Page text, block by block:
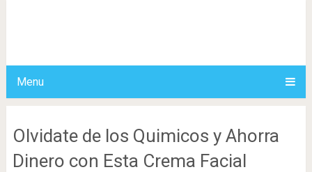
Menu
Olvidate de los Quimicos y Ahorra
Dinero con Esta Crema Facial